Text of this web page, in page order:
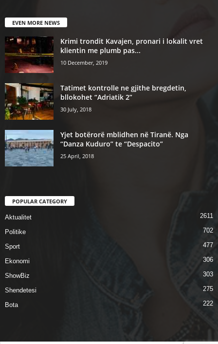
EVEN MORE NEWS
Krimi trondit Kavajen, pronari i lokalit vret
klientin me plumb pas...
10 December, 2019
Tatimet kontrolle ne gjithe bregdetin,
bllokohet “Adriatik 2”
30 July, 2018
Yjet botërorë mblidhen në Tiranë. Nga
“Danza Kuduro” te “Despacito”
25 April, 2018
POPULAR CATEGORY
Aktualitet 2611
Politike 702
Sport 477
Ekonomi 306
ShowBiz 303
Shendetesi 275
Bota 222